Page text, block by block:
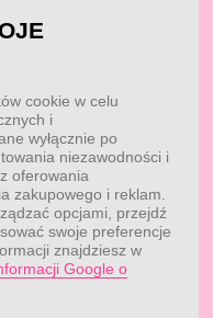
Moje zamówienia
cookie w celu
i
wyłącznie po
niezawodności i
oferowania
zakupowego i reklam.
opcjami, przejdź
swoje preferencje
znajdziesz w
Google o